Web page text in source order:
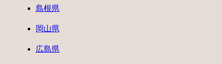
島根県
岡山県
広島県